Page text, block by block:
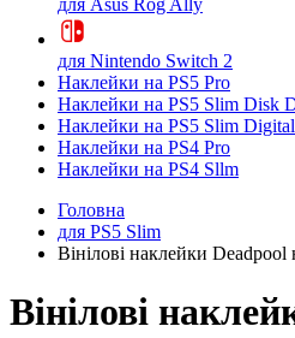
для Asus Rog Ally
для Nintendo Switch 2
Наклейки на PS5 Pro
Наклейки на PS5 Slim Disk
Наклейки на PS5 Slim
Наклейки на PS4 Pro
Наклейки на PS4 Sllm
Головна
для PS5 Slim
Вінілові наклейки
Вінілові